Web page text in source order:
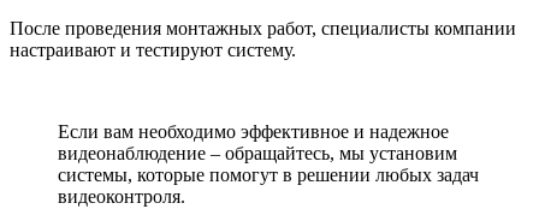
После проведения монтажных работ, специалисты компании
настраивают и тестируют систему.
Если вам необходимо эффективное и надежное
видеонаблюдение – обращайтесь, мы установим
системы, которые помогут в решении любых задач
видеоконтроля.